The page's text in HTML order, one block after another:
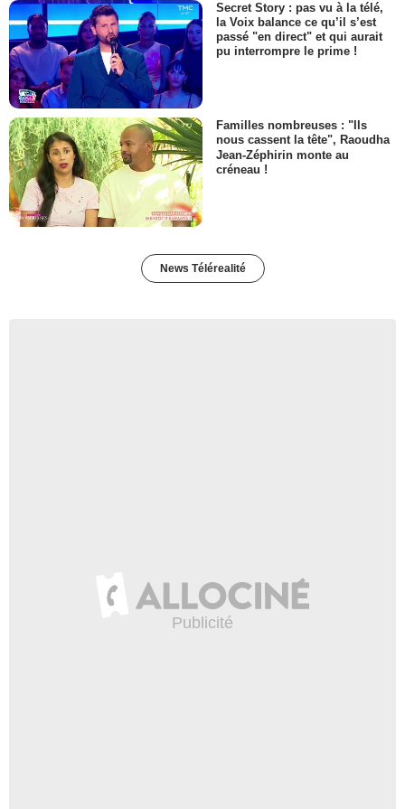
Secret Story : pas vu à la télé,
la Voix balance ce qu’il s’est
passé "en direct" et qui aurait
pu interrompre le prime !
Familles nombreuses : "Ils
nous cassent la tête", Raoudha
Jean-Zéphirin monte au
créneau !
News Télérealité